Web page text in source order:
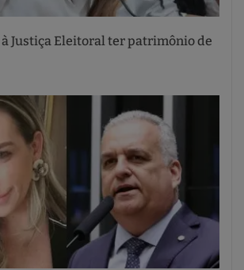
Justiça Eleitoral ter patrimônio de